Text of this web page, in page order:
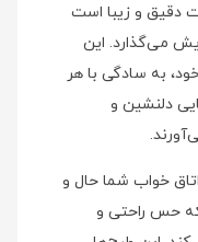
دقیق و زیبا است
می‌گذارد. این
به سادگی با هر
دلنشین و
خواب شما حال و
حس راحتی و